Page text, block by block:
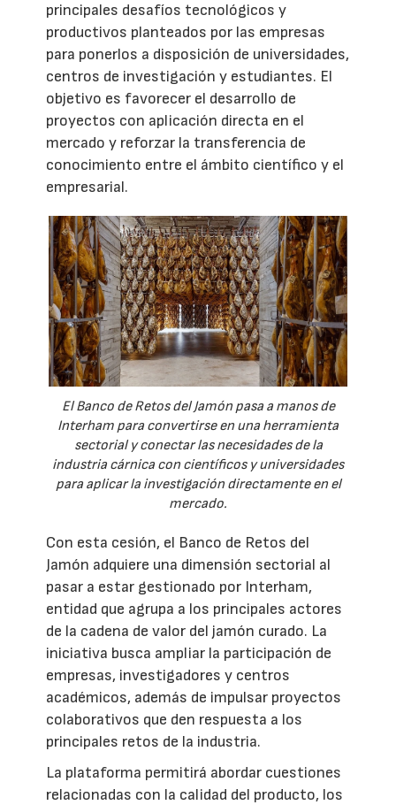
principales desafíos tecnológicos y
productivos planteados por las empresas
para ponerlos a disposición de universidades,
centros de investigación y estudiantes. El
objetivo es favorecer el desarrollo de
proyectos con aplicación directa en el
mercado y reforzar la transferencia de
conocimiento entre el ámbito científico y el
empresarial.
El Banco de Retos del Jamón pasa a manos de
Interham para convertirse en una herramienta
sectorial y conectar las necesidades de la
industria cárnica con científicos y universidades
para aplicar la investigación directamente en el
mercado.
Con esta cesión, el Banco de Retos del
Jamón adquiere una dimensión sectorial al
pasar a estar gestionado por Interham,
entidad que agrupa a los principales actores
de la cadena de valor del jamón curado. La
iniciativa busca ampliar la participación de
empresas, investigadores y centros
académicos, además de impulsar proyectos
colaborativos que den respuesta a los
principales retos de la industria.
La plataforma permitirá abordar cuestiones
relacionadas con la calidad del producto, los